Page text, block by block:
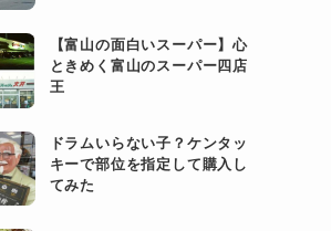
【富山の面白いスーパー】心
ときめく富山のスーパー四店
王
ドラムいらない子？ケンタッ
キーで部位を指定して購入し
てみた